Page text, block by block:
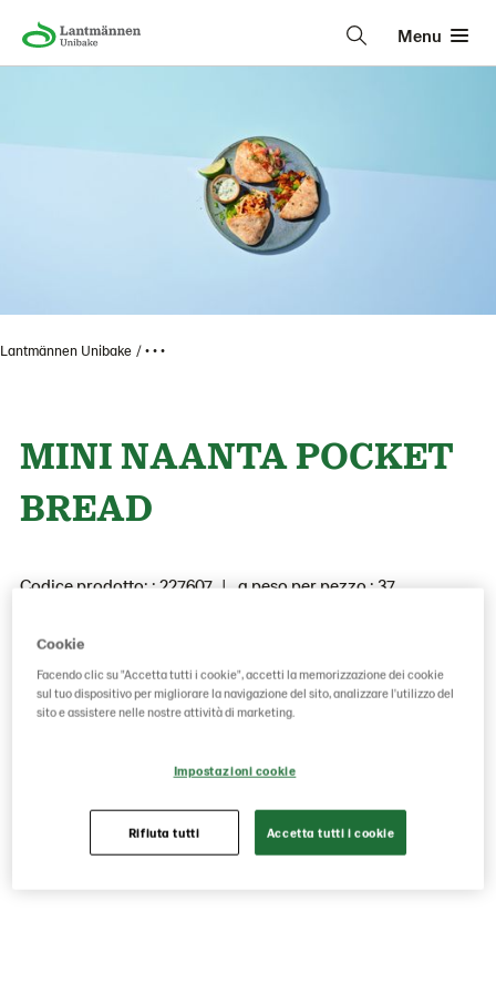
Menu
Lantmännen Unibake • • •
MINI NAANTA POCKET
BREAD
Codice prodotto: : 227607
g peso per pezzo : 37
Aggiungere
Cookie
Facendo clic su "Accetta tutti i cookie", accetti la memorizzazione dei cookie
sul tuo dispositivo per migliorare la navigazione del sito, analizzare l'utilizzo del
sito e assistere nelle nostre attività di marketing.
Impostazioni cookie
Rifiuta tutti Accetta tutti i cookie